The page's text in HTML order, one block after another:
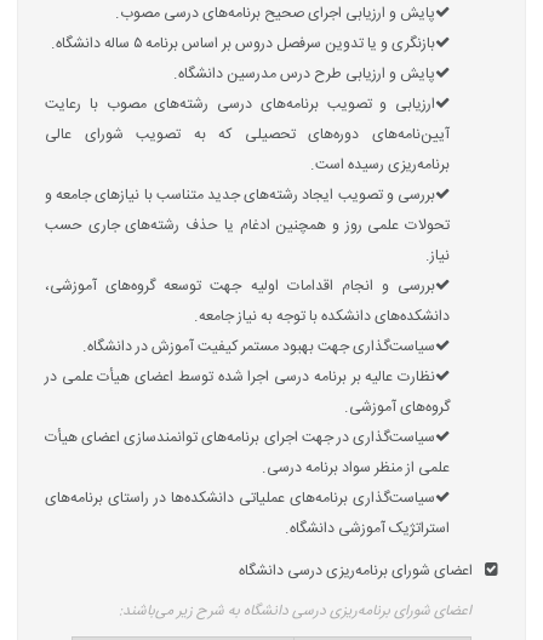
پایش و ارزیابی اجرای صحیح برنامه‌های درسی مصوب.
بازنگری و یا تدوین سرفصل دروس بر اساس برنامه ۵ ساله دانشگاه.
پایش و ارزیابی طرح درس مدرسین دانشگاه.
ارزیابی و تصویب برنامه‌های درسی رشته‌های مصوب با رعایت
آیین‌نامه‌های دوره‌های تحصیلی که به تصویب شورای عالی
برنامه‌ریزی رسیده است.
بررسی و تصویب ایجاد رشته‌های جدید متناسب با نیازهای جامعه و
تحولات علمی روز و همچنین ادغام یا حذف رشته‌های جاری حسب
نیاز.
بررسی و انجام اقدامات اولیه جهت توسعه گروه‌های آموزشی،
دانشکده‌های دانشکده با توجه به نیاز جامعه.
سیاست‌گذاری جهت بهبود مستمر کیفیت آموزش در دانشگاه.
نظارت عالیه بر برنامه درسی اجرا شده توسط اعضای هیأت علمی در
گروه‌های آموزشی.
سیاست‌گذاری در جهت اجرای برنامه‌های توانمندسازی اعضای هیأت
علمی از منظر سواد برنامه درسی.
سیاست‌گذاری برنامه‌های عملیاتی دانشکده‌ها در راستای برنامه‌های
استراتژیک آموزشی دانشگاه.
اعضای شورای برنامه‌ریزی درسی دانشگاه
اعضای شورای برنامه‌ریزی درسی دانشگاه به شرح زیر می‌باشند: